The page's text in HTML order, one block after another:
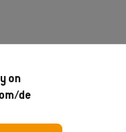
on
de